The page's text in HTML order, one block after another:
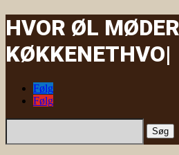
HVOR ØL MØDER
KØKKENETHVO|
Følg
Følg
Søg